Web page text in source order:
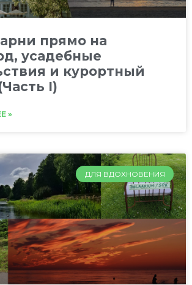
прямо на
усадебные
и курортный
I)
»
ДЛЯ ВДОХНОВЕНИЯ